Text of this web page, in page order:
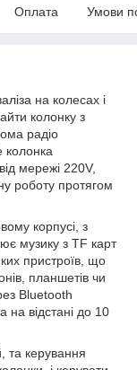
Оплата Умови
на колесах і
колонку з
радіо
мережі 220V,
роботу протягом
корпусі, з
музику з TF карт
пристроїв, що
планшетів чи
Bluetooth
на відстані до 10
та керування